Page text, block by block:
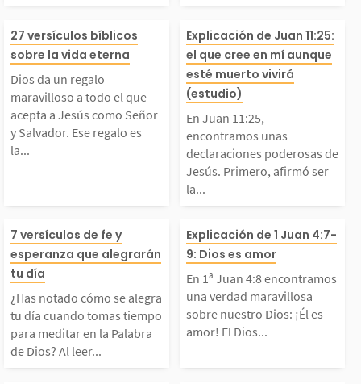
a todos los que dec
creer en Jesús, se
de sus...
a vida —le
esús—. Nadie
Padre sino
da un regalo mar
a todo el que
a Jesús como S
y Salvador. Ese r
es la vida etern
Para los que creen
Jesús, la muerte...
27 versículos bíblicos
sobre la vida eterna
Dios da un regalo
maravilloso a todo el que
acepta a Jesús como Señor
y Salvador. Ese regalo es
la...
En Juan
ramos unas
ones
ús. Primero,
r la
vida, dejando
e tenía poder
cer...
Explicación de Juan 11:25:
el que cree en mí aunque
esté muerto vivirá
(estudio)
En Juan 11:25,
encontramos unas
declaraciones poderosas de
Jesús. Primero, afirmó ser
la...
notado cómo se
tu día cuando t
tiempo para me
en la Palabra de
7 versículos de fe y
esperanza que alegrarán
tu día
¿Has notado cómo se alegra
tu día cuando tomas tiempo
para meditar en la Palabra
de Dios? Al leer...
En 1ª Juan 4:8
ramos una
avillosa sobre
Dios: ¡Él es
Explicación de 1 Juan 4:7-
9: Dios es amor
En 1ª Juan 4:8 encontramos
una verdad maravillosa
sobre nuestro Dios: ¡Él es
amor! El Dios...